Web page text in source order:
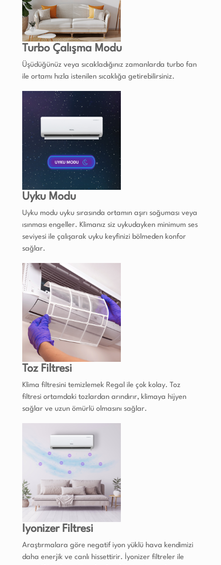
Turbo Çalışma Modu
Üşüdüğünüz veya sıcakladığınız zamanlarda turbo fan
ile ortamı hızla istenilen sıcaklığa getirebilirsiniz.
Uyku Modu
Uyku modu uyku sırasında ortamın aşırı soğuması veya
ısınması engeller. Klimanız siz uykudayken minimum ses
seviyesi ile çalışarak uyku keyfinizi bölmeden konfor
sağlar.
Toz Filtresi
Klima filtresini temizlemek Regal ile çok kolay. Toz
filtresi ortamdaki tozlardan arındırır, klimaya hijyen
sağlar ve uzun ömürlü olmasını sağlar.
Iyonizer Filtresi
Araştırmalara göre negatif iyon yüklü hava kendimizi
daha enerjik ve canlı hissettirir. İyonizer filtreler ile